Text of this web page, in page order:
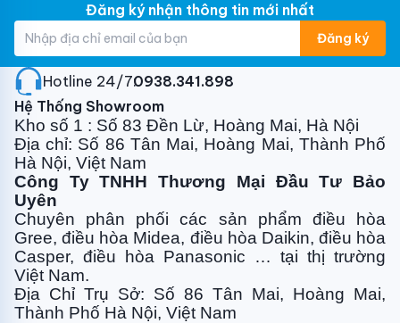
Đăng ký nhận thông tin mới nhất
Đăng ký
Hotline 24/7:0938.341.898
Hệ Thống Showroom
Kho số 1 : Số 83 Đền Lừ, Hoàng Mai, Hà Nội
Địa chỉ: Số 86 Tân Mai, Hoàng Mai, Thành Phố
Hà Nội, Việt Nam
Công Ty TNHH Thương Mại Đầu Tư Bảo
Uyên
Chuyên phân phối các sản phẩm điều hòa
Gree, điều hòa Midea, điều hòa Daikin, điều hòa
Casper, điều hòa Panasonic … tại thị trường
Việt Nam.
Địa Chỉ Trụ Sở: Số 86 Tân Mai, Hoàng Mai,
Thành Phố Hà Nội, Việt Nam